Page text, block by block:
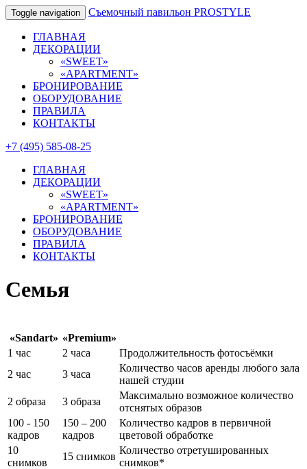
Toggle navigation Съемочный павильон PROSTYLE
ГЛАВНАЯ
ДЕКОРАЦИИ
«SWEET»
«APARTMENT»
БРОНИРОВАНИЕ
ОБОРУДОВАНИЕ
ПРАВИЛА
КОНТАКТЫ
+7 (495) 585-08-25
ГЛАВНАЯ
ДЕКОРАЦИИ
«SWEET»
«APARTMENT»
БРОНИРОВАНИЕ
ОБОРУДОВАНИЕ
ПРАВИЛА
КОНТАКТЫ
Семья
«Sandart» «Premium»
1 час
2 часа
Продолжительность фотосъёмки
2 час
3 часа
Количество часов аренды любого зала
нашей студии
2 образа
3 образа
Максимально возможное количество
отснятых образов
100 - 150
кадров
150 – 200
кадров
Количество кадров в первичной
цветовой обработке
10
снимков
15 снимков
Количество отретушированных
снимков*